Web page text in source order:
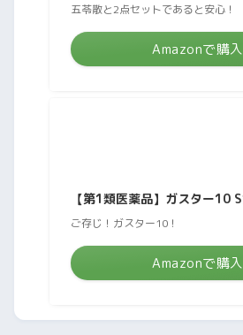
五苓散と2点セットであると安心！
Amazonで購入
【第1類医薬品】ガスター10
ご存じ！ガスター10！
Amazonで購入